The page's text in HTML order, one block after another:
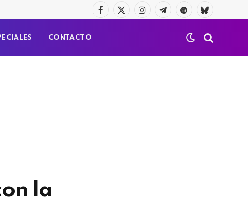
Facebook
X
InstagramTelegramaSpotifyBluesky
CONTACTO
la